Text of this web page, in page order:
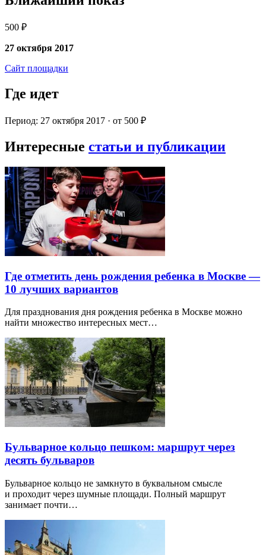
500 ₽
27 октября 2017
Сайт площадки
Где идет
Период: 27 октября 2017 · от 500 ₽
Интересные статьи и публикации
Где отметить день рождения ребенка в Москве —
10 лучших вариантов
Для празднования дня рождения ребенка в Москве можно
найти множество интересных мест…
Бульварное кольцо пешком: маршрут через
десять бульваров
Бульварное кольцо не замкнуто в буквальном смысле
и проходит через шумные площади. Полный маршрут
занимает почти…